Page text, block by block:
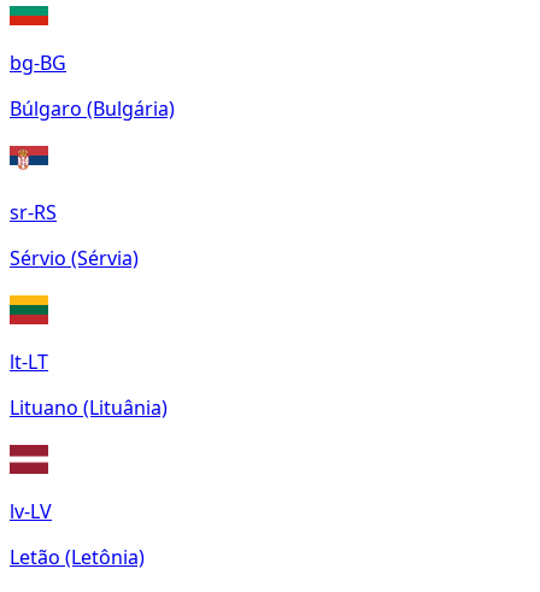
bg-BG
Búlgaro (Bulgária)
sr-RS
Sérvio (Sérvia)
lt-LT
Lituano (Lituânia)
lv-LV
Letão (Letônia)